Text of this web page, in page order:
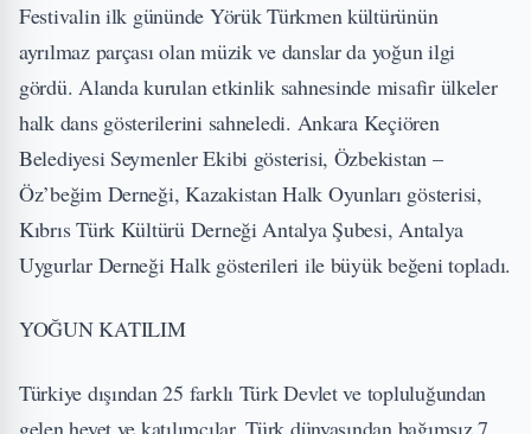
Festivalin ilk gününde Yörük Türkmen kültürünün
ayrılmaz parçası olan müzik ve danslar da yoğun ilgi
gördü. Alanda kurulan etkinlik sahnesinde misafir ülkeler
halk dans gösterilerini sahneledi. Ankara Keçiören
Belediyesi Seymenler Ekibi gösterisi, Özbekistan –
Öz’beğim Derneği, Kazakistan Halk Oyunları gösterisi,
Kıbrıs Türk Kültürü Derneği Antalya Şubesi, Antalya
Uygurlar Derneği Halk gösterileri ile büyük beğeni topladı.
YOĞUN KATILIM
Türkiye dışından 25 farklı Türk Devlet ve topluluğundan
gelen heyet ve katılımcılar, Türk dünyasından bağımsız 7